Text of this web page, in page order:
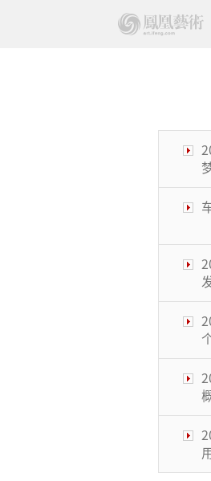
用